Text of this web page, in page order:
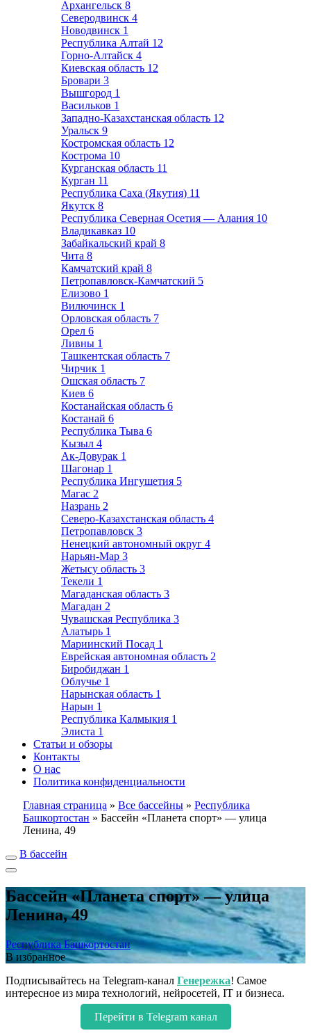
Архангельск 8
Северодвинск 4
Новодвинск 1
Республика Алтай 12
Горно-Алтайск 4
Киевская область 12
Бровари 3
Вышгород 1
Васильков 1
Западно-Казахстанская область 12
Уральск 9
Костромская область 12
Кострома 10
Курганская область 11
Курган 11
Республика Саха (Якутия) 11
Якутск 8
Республика Северная Осетия — Алания 10
Владикавказ 10
Забайкальский край 8
Чита 8
Камчатский край 8
Петропавловск-Камчатский 5
Елизово 1
Вилючинск 1
Орловская область 7
Орел 6
Ливны 1
Ташкентская область 7
Чирчик 1
Ошская область 7
Киев 6
Костанайская область 6
Костанай 6
Республика Тыва 6
Кызыл 4
Ак-Довурак 1
Шагонар 1
Республика Ингушетия 5
Магас 2
Назрань 2
Северо-Казахстанская область 4
Петропавловск 3
Ненецкий автономный округ 4
Нарьян-Мар 3
Жетысу область 3
Текели 1
Магаданская область 3
Магадан 2
Чувашская Республика 3
Алатырь 1
Мариинский Посад 1
Еврейская автономная область 2
Биробиджан 1
Облучье 1
Нарынская область 1
Нарын 1
Республика Калмыкия 1
Элиста 1
Статьи и обзоры
Контакты
О нас
Политика конфиденциальности
Главная страница » Все бассейны » Республика
Башкортостан » Бассейн «Планета спорт» — улица
Ленина, 49
В бассейн
Бассейн «Планета спорт» — улица
Ленина, 49
Республика Башкортостан
В избранное
Подписывайтесь на Telegram-канал Генережка! Самое
интересное из мира технологий, нейросетей, IT и бизнеса.
Перейти в Telegram канал